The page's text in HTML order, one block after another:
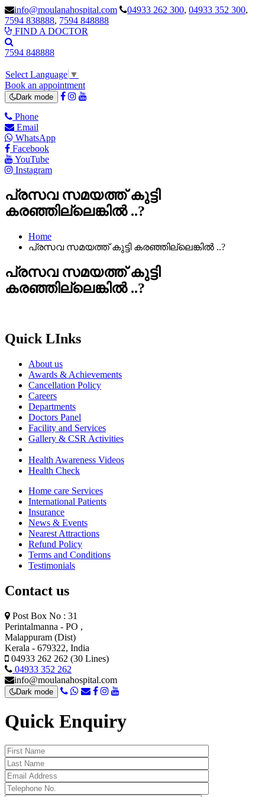
info@moulanahospital.com 04933 262 300, 04933 352 300,
7594 838888, 7594 848888
FIND A DOCTOR
7594 848888
Select Language ▼
Book an appointment
Dark mode
Phone
Email
WhatsApp
Facebook
YouTube
Instagram
പ്രസവ സമയത്ത് കുട്ടി
കരഞ്ഞില്ലെങ്കിൽ ..?
Home
പ്രസവ സമയത്ത് കുട്ടി കരഞ്ഞില്ലെങ്കിൽ ..?
പ്രസവ സമയത്ത് കുട്ടി
കരഞ്ഞില്ലെങ്കിൽ ..?
Quick LInks
About us
Awards & Achievements
Cancellation Policy
Careers
Departments
Doctors Panel
Facility and Services
Gallery & CSR Activities
Health Awareness Videos
Health Check
Home care Services
International Patients
Insurance
News & Events
Nearest Attractions
Refund Policy
Terms and Conditions
Testimonials
Contact us
Post Box No : 31
Perintalmanna - PO ,
Malappuram (Dist)
Kerala - 679322, India
04933 262 262 (30 Lines)
04933 352 262
info@moulanahospital.com
Dark mode
Quick Enquiry